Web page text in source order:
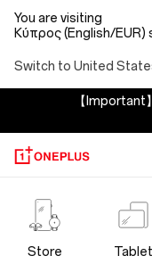
You are visiting
Κύπρος (English/EUR)
Switch to United
【
OnePlus
Power
Store Tablet